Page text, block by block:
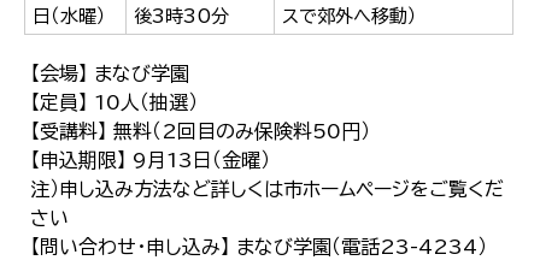
日（水曜）
後3時30分
スで郊外へ移動）
【会場】 まなび学園
【定員】 10人（抽選）
【受講料】 無料（2回目のみ保険料50円）
【申込期限】 9月13日（金曜）
注）申し込み方法など詳しくは市ホームページをご覧くだ
さい
【問い合わせ・申し込み】 まなび学園（電話23-4234）